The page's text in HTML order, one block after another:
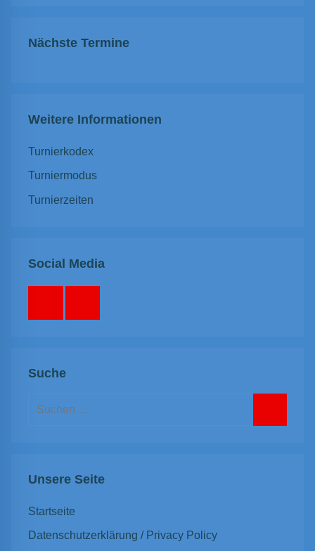
Nächste Termine
Weitere Informationen
Turnierkodex
Turniermodus
Turnierzeiten
Social Media
Suche
Suchen
Unsere Seite
Startseite
Datenschutzerklärung / Privacy Policy